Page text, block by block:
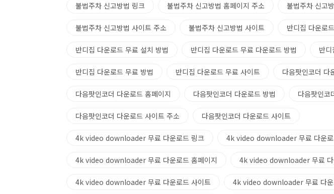
불법주차 신고방법 링크 불법주차 신고방법 홈페이지 주소 불법주차 신고
불법주차 신고방법 사이트 주소 불법주차 신고방법 사이트 반디집 다운로
반디집 다운로드 무료 설치 방법 반디집 다운로드 무료 다운로드 방법 반
반디집 다운로드 무료 방법 반디집 다운로드 무료 사이트 다음팟인코더 다
다음팟인코더 다운로드 홈페이지 다음팟인코더 다운로드 방법 다음팟인코
다음팟인코더 다운로드 사이트 주소 다음팟인코더 다운로드 사이트
4k video downloader 무료 다운로드 링크 4k video downloader 무료 다운로
4k video downloader 무료 다운로드 홈페이지 4k video downloader 무료 다
4k video downloader 무료 다운로드 사이트 4k video downloader 무료 다운